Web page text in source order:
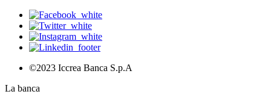
©2023 Iccrea Banca S.p.A
La banca